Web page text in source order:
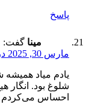
پاسخ
مینا گفت:
مارس 30, 2025 در 9:59 ق.ظ
یادم میاد
شلوغ بود. انگار
احساس